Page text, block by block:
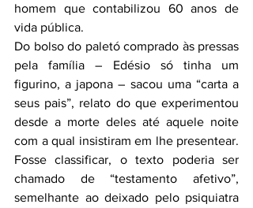
homem que contabilizou 60 anos de
vida pública.
Do bolso do paletó comprado às pressas
pela família – Edésio só tinha um
figurino, a japona – sacou uma “carta a
seus pais”, relato do que experimentou
desde a morte deles até aquele noite
com a qual insistiram em lhe presentear.
Fosse classificar, o texto poderia ser
chamado de “testamento afetivo”,
semelhante ao deixado pelo psiquiatra